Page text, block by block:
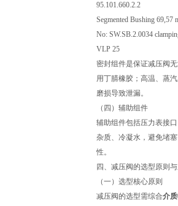
95.101.660.2.2
Segmented Bushing 69,57
No: SW.SB.2.0034
VLP 25
密封组件是保证减压阀
用丁腈橡胶；高温、蒸
磨损导致泄漏。
（四）辅助组件
辅助组件包括压力表接
杂质、冷凝水，避免堵
性。
四、减压阀的选型原则
（一）选型核心原则
减压阀的选型需综合介